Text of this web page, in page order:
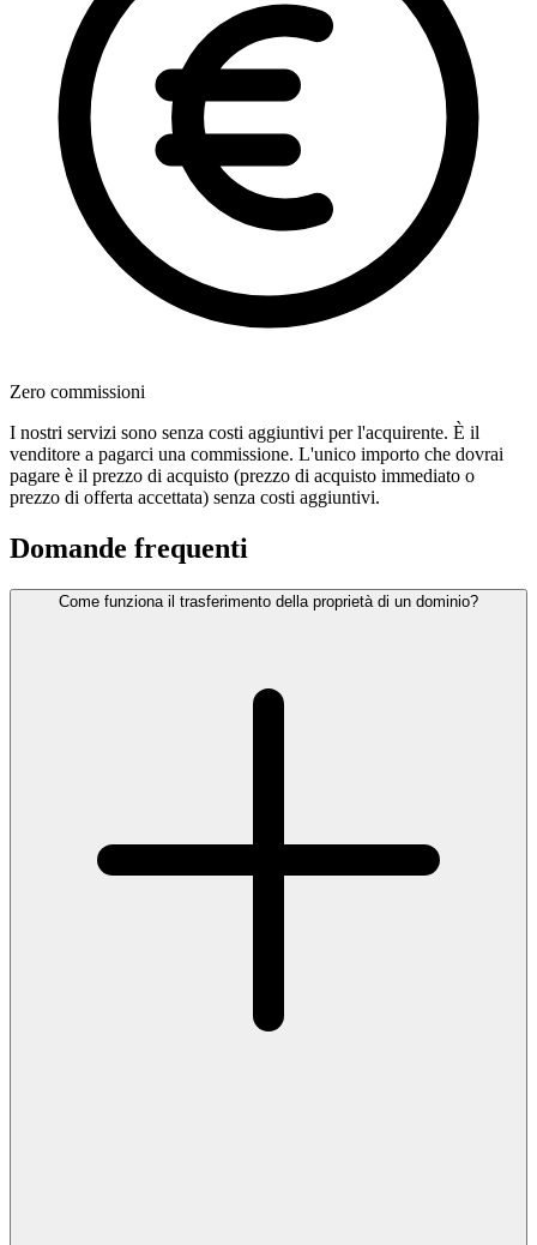
Zero commissioni
I nostri servizi sono senza costi aggiuntivi per l'acquirente. È il
venditore a pagarci una commissione. L'unico importo che dovrai
pagare è il prezzo di acquisto (prezzo di acquisto immediato o
prezzo di offerta accettata) senza costi aggiuntivi.
Domande frequenti
Come funziona il trasferimento della proprietà di un dominio?